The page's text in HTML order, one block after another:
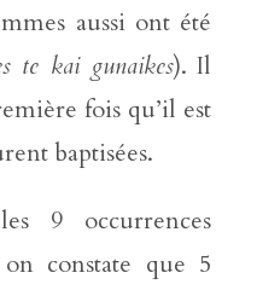
aussi ont été
te kai gunaikes). Il
fois qu’il est
baptisées.
9 occurrences
on constate que 5